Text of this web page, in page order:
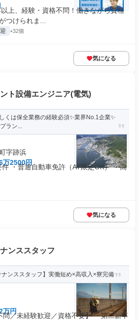
上、経験・資格不問！働きながら資格
つけられま...
+32個
気になる
ト設備エンジニア(電気)
くは保全業務の経験必須✨業界No.1企業✨
ラン...
字跡浜
万2500円
・普通自動車免許（AT限定OK） ・高
気になる
ンススタッフ
ナンススタッフ】実働短め×高収入×寮完備
万円
問／未経験歓迎／資格不要】 ・第二新卒